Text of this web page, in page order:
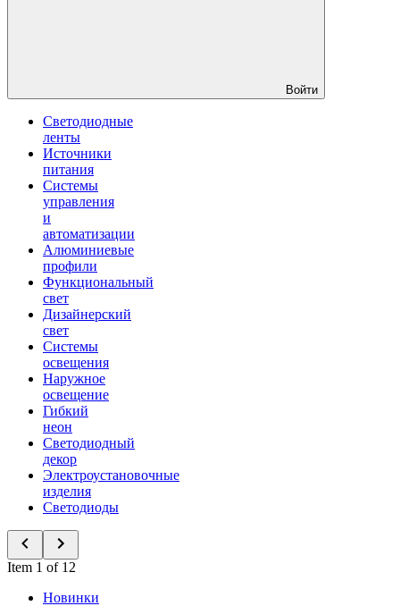
Войти
Светодиодные
ленты
Источники
питания
Системы
управления
и
автоматизации
Алюминиевые
профили
Функциональный
свет
Дизайнерский
свет
Системы
освещения
Наружное
освещение
Гибкий
неон
Светодиодный
декор
Электроустановочные
изделия
Светодиоды
Item 1 of 12
Новинки